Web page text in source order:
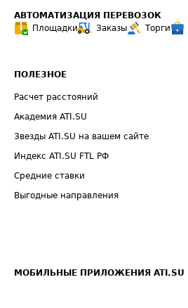
АВТОМАТИЗАЦИЯ ПЕРЕВОЗОК
Площадки
Заказы Торги
ПОЛЕЗНОЕ
Расчет расстояний
Академия ATI.SU
Звезды ATI.SU на вашем сайте
Индекс ATI.SU FTL РФ
Средние ставки
Выгодные направления
МОБИЛЬНЫЕ ПРИЛОЖЕНИЯ ATI.SU